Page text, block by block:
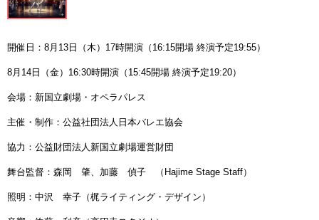
開催日：8月13日（木）17時開演（16:15開場 終演予定19:55）
8月14日（金）16:30時開演（15:45開場 終演予定19:20）
会場：新国立劇場・オペラパレス
主催・制作：公益社団法人日本バレエ協会
協力：公益財団法人新国立劇場運営財団
舞台監督：森岡 肇、加藤 偵子 （Hajime Stage Staff）
照明：中沢 幸子（梶ライティング・デザイン）